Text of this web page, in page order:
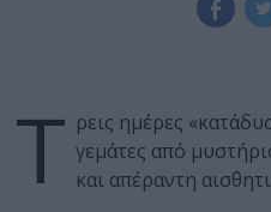
Τ ρεις ημέρες
γεμάτες από
και απέραντη